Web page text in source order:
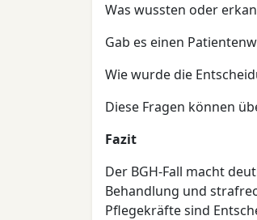
Was wussten oder
Gab es einen
Wie wurde die
Diese Fragen können
Fazit
Der BGH-Fall macht
Behandlung und
Pflegekräfte sind